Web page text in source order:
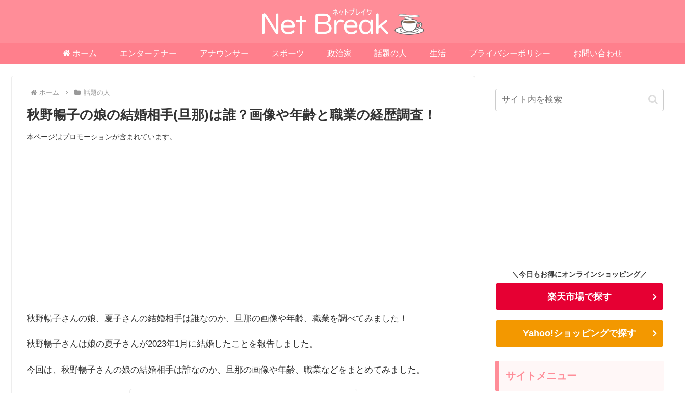
ホーム エンターテナー アナウンサー スポーツ 政治家 話題の人 生活 プライバシーポリシー お問い合わせ
ホーム 話題の人
秋野暢子の娘の結婚相手(旦那)は誰？画像や年齢と職業の経歴調査！
本ページはプロモーションが含まれています。
秋野暢子さんの娘、夏子さんの結婚相手は誰なのか、旦那の画像や年齢、職業を調べてみました！
秋野暢子さんは娘の夏子さんが2023年1月に結婚したことを報告しました。
今回は、秋野暢子さんの娘の結婚相手は誰なのか、旦那の画像や年齢、職業などをまとめてみました。
＼今日もお得にオンラインショッピング／
楽天市場で探す
Yahoo!ショッピングで探す
サイトメニュー